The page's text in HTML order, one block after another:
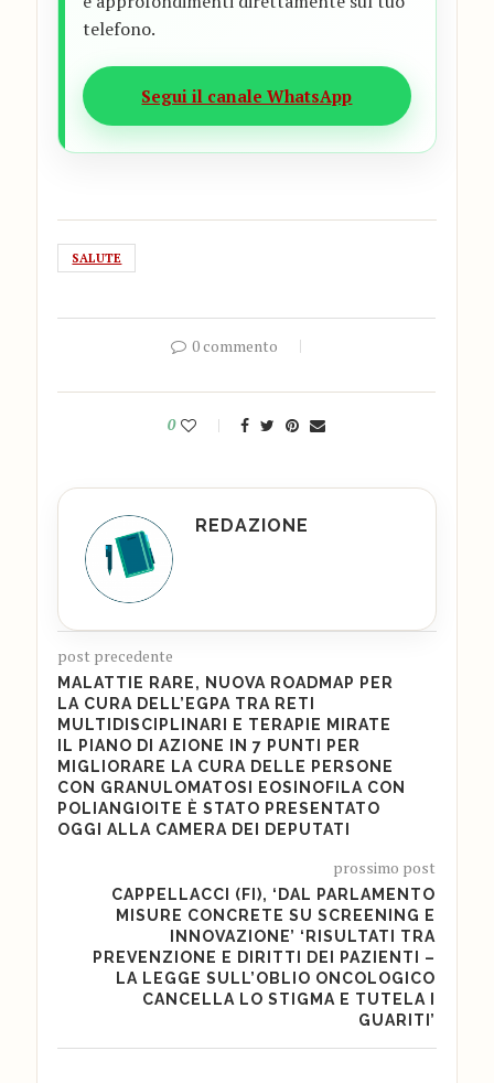
telefono.
Segui il canale WhatsApp
SALUTE
0 commento
0
REDAZIONE
post precedente
MALATTIE RARE, NUOVA ROADMAP PER
LA CURA DELL’EGPA TRA RETI
MULTIDISCIPLINARI E TERAPIE MIRATE
IL PIANO DI AZIONE IN 7 PUNTI PER
MIGLIORARE LA CURA DELLE PERSONE
CON GRANULOMATOSI EOSINOFILA CON
POLIANGIOITE È STATO PRESENTATO
OGGI ALLA CAMERA DEI DEPUTATI
prossimo post
CAPPELLACCI (FI), ‘DAL PARLAMENTO
MISURE CONCRETE SU SCREENING E
INNOVAZIONE’ ‘RISULTATI TRA
PREVENZIONE E DIRITTI DEI PAZIENTI –
LA LEGGE SULL’OBLIO ONCOLOGICO
CANCELLA LO STIGMA E TUTELA I
GUARITI’